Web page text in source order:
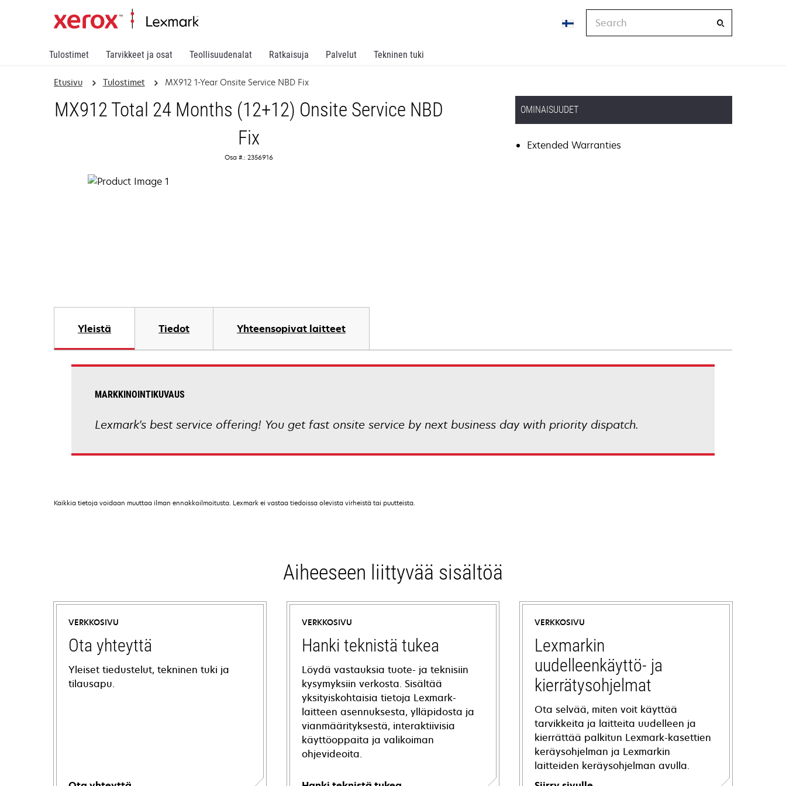
Tulostimet Tarvikkeet ja osat Teollisuudenalat Ratkaisuja Palvelut Tekninen tuki
Etusivu Tulostimet MX912 1-Year Onsite Service NBD Fix
MX912 Total 24 Months (12+12) Onsite Service NBD
Fix
Osa #.: 2356916
OMINAISUUDET
Extended Warranties
Yleistä Tiedot Yhteensopivat laitteet
MARKKINOINTIKUVAUS
Lexmark's best service offering! You get fast onsite service by next business day with priority dispatch.
Kaikkia tietoja voidaan muuttaa ilman ennakkoilmoitusta. Lexmark ei vastaa tiedoissa olevista virheistä tai puutteista.
Aiheeseen liittyvää sisältöä
VERKKOSIVU
Ota yhteyttä
Yleiset tiedustelut, tekninen tuki ja
tilausapu.
VERKKOSIVU
Hanki teknistä tukea
Löydä vastauksia tuote- ja teknisiin
kysymyksiin verkosta. Sisältää
yksityiskohtaisia tietoja Lexmark-
laitteen asennuksesta, ylläpidosta ja
vianmäärityksestä, interaktiivisia
käyttöoppaita ja valikoiman
ohjevideoita.
VERKKOSIVU
Lexmarkin
uudelleenkäyttö- ja
kierrätysohjelmat
Ota selvää, miten voit käyttää
tarvikkeita ja laitteita uudelleen ja
kierrättää palkitun Lexmark-kasettien
keräysohjelman ja Lexmarkin
laitteiden keräysohjelman avulla.